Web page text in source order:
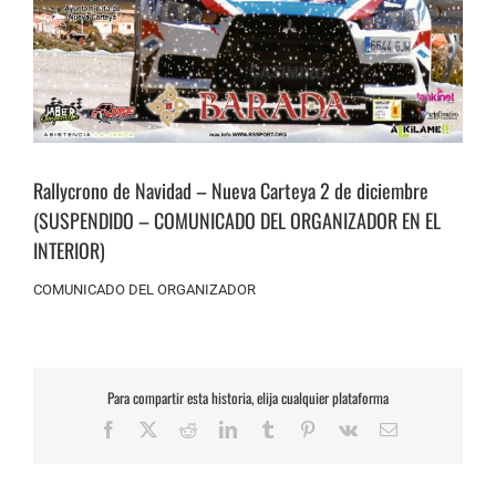
Rallycrono de Navidad – Nueva Carteya 2 de diciembre
(SUSPENDIDO – COMUNICADO DEL ORGANIZADOR EN EL
INTERIOR)
COMUNICADO DEL ORGANIZADOR
Para compartir esta historia, elija cualquier plataforma
Facebook RedditLinkedInTumblr Pinterest
Vk
Correo